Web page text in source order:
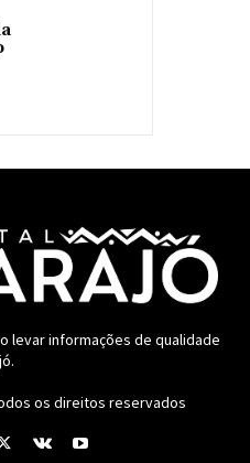
levar informações de qualidade
os direitos reservados